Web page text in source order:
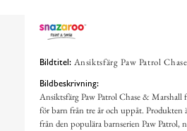
Bildtitel: Ansiktsfärg Paw Patrol
Bildbeskrivning:
Ansiktsfärg Paw Patrol Chase & Marshall
för barn från tre år och uppåt. Produkten
från den populära barnserien Paw Patrol,